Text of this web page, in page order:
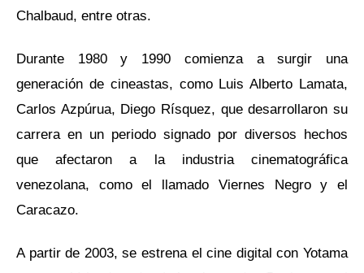
Chalbaud, entre otras.
Durante 1980 y 1990 comienza a surgir una
generación de cineastas, como Luis Alberto Lamata,
Carlos Azpúrua, Diego Rísquez, que desarrollaron su
carrera en un periodo signado por diversos hechos
que afectaron a la industria cinematográfica
venezolana, como el llamado Viernes Negro y el
Caracazo.
A partir de 2003, se estrena el cine digital con Yotama